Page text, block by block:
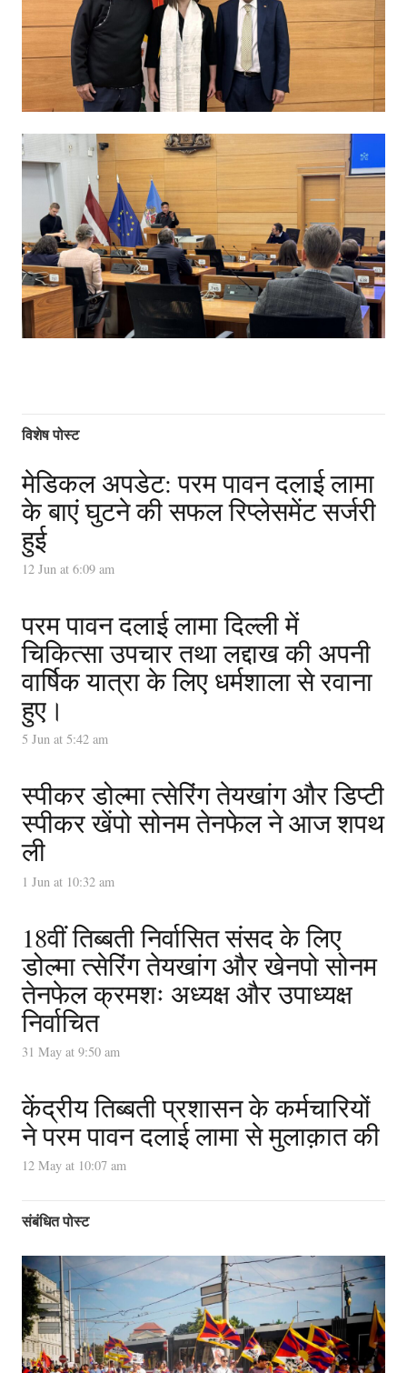
विशेष पोस्ट
मेडिकल अपडेट: परम पावन दलाई लामा
के बाएं घुटने की सफल रिप्लेसमेंट सर्जरी
हुई
12 Jun at 6:09 am
परम पावन दलाई लामा दिल्ली में
चिकित्सा उपचार तथा लद्दाख की अपनी
वार्षिक यात्रा के लिए धर्मशाला से रवाना
हुए।
5 Jun at 5:42 am
स्पीकर डोल्मा त्सेरिंग तेयखांग और डिप्टी
स्पीकर खेंपो सोनम तेनफेल ने आज शपथ
ली
1 Jun at 10:32 am
18वीं तिब्बती निर्वासित संसद के लिए
डोल्मा त्सेरिंग तेयखांग और खेनपो सोनम
तेनफेल क्रमशः अध्यक्ष और उपाध्यक्ष
निर्वाचित
31 May at 9:50 am
केंद्रीय तिब्बती प्रशासन के कर्मचारियों
ने परम पावन दलाई लामा से मुलाक़ात की
12 May at 10:07 am
संबंधित पोस्ट